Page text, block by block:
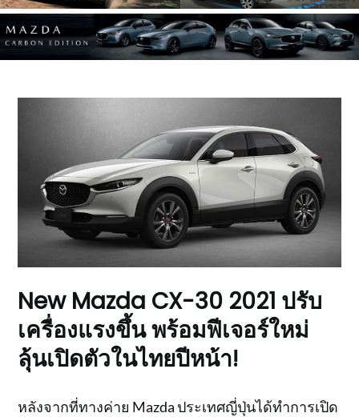
New Mazda CX-30 2021 ปรับ
เครื่องแรงขึ้น พร้อมฟีเจอร์ใหม่
ลุ้นเปิดตัวในไทยปีหน้า!
หลังจากที่ทางค่าย Mazda ประเทศญี่ปุ่นได้ทำการเปิด